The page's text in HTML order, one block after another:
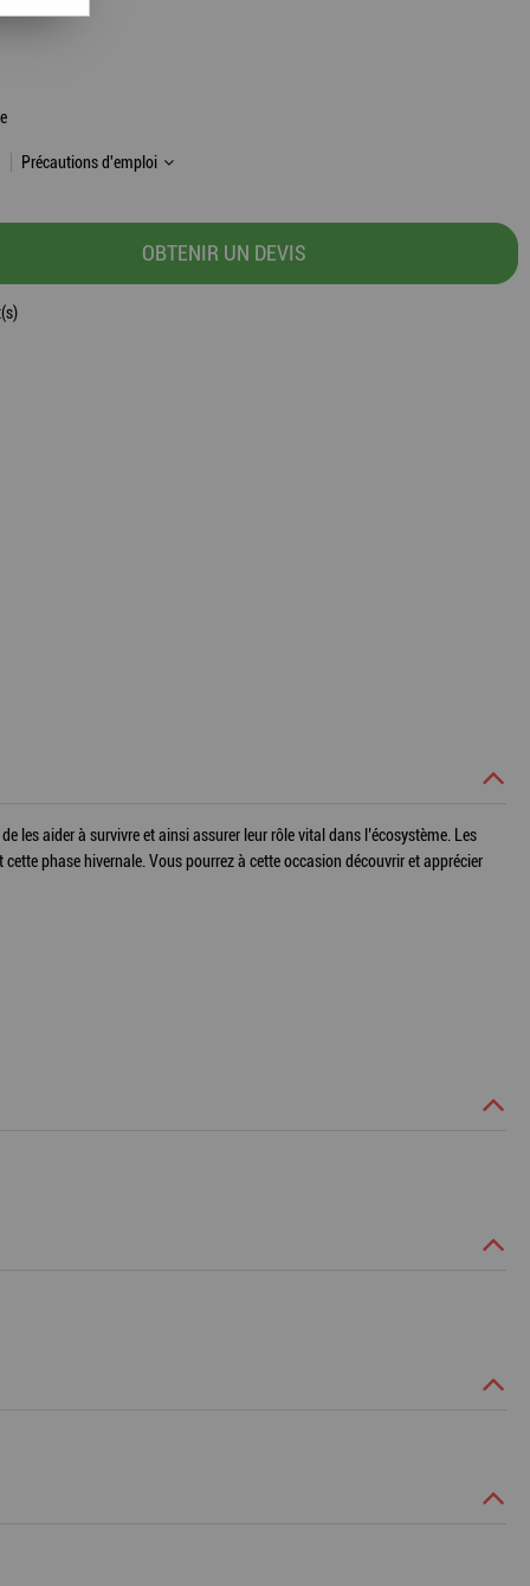
Précautions d'emploi
OBTENIR UN DEVIS
les aider à survivre et ainsi assurer leur rôle vital dans l’écosystème. Les
phase hivernale. Vous pourrez à cette occasion découvrir et apprécier